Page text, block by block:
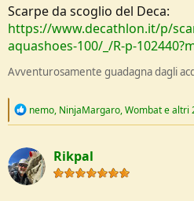
Scarpe da scoglio del Deca:
https://www.decathlon.it/p/
aquashoes-100/_/R-p-
Avventurosamente guadagna dagli
R
c
t
i
o
nemo, NinjaMargaro,Wombate altri
Rikpal